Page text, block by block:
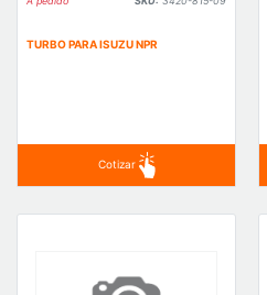
TURBO PARA ISUZU NPR
Cotizar